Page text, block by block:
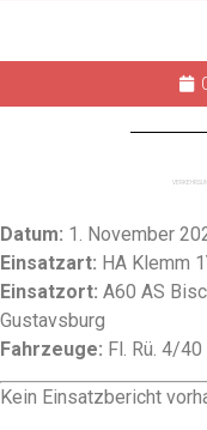
Datum: 1. November
Einsatzart: HA Klemm
Einsatzort: A60 AS
Gustavsburg
Fahrzeuge: Fl. Rü. 4/40
Kein Einsatzbericht